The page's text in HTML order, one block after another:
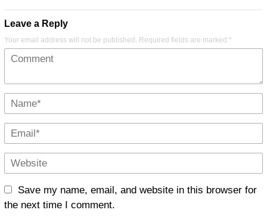
Leave a Reply
Your email address will not be published. Required fields are marked *
Save my name, email, and website in this browser for
the next time I comment.